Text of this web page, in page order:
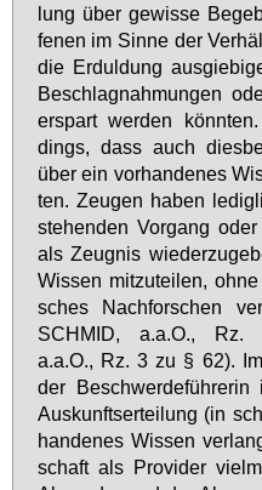
lung über ge­wis­se
fe­nen im Sin­ne der
die Er­dul­dung
Be­schlag­nah­mun­gen
er­spart wer­den
dings, dass auch
über ein vor­han­de­nes
ten. Zeu­gen ha­ben
ste­hen­den Vor­gang
als Zeug­nis
Wis­sen mit­zu­tei­len,
sches Nach­for­schen
SCHMID, a.a.O., Rz.
a.a.O., Rz. 3 zu § 62).
der
Aus­kunfts­er­tei­lung (in
han­de­nes Wis­sen
schaft als Pro­vi­der